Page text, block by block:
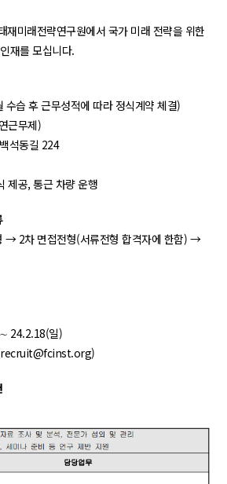
재미래전략연구원에서 국가 미래 전략을 위한
재를 모십니다.
수습 후 근무성적에 따라 정식계약 체결)
근무제)
석동길 224
제공, 통근 차량 운행
→ 2차 면접전형(서류전형 합격자에 한함) →
24.2.18(일)